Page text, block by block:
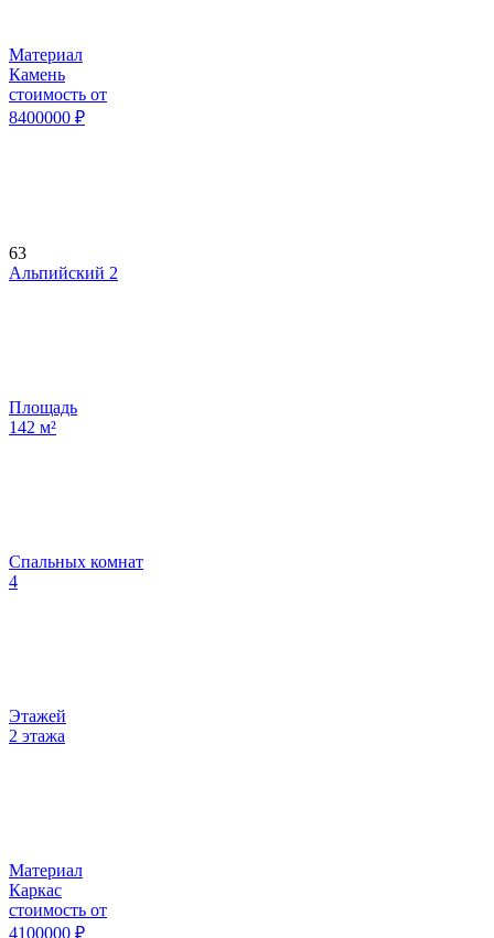
Материал
Камень
стоимость от
8400000 ₽
63
Альпийский 2
Площадь
142 м²
Спальных комнат
4
Этажей
2 этажа
Материал
Каркас
стоимость от
4100000 ₽